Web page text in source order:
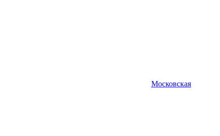
Московская